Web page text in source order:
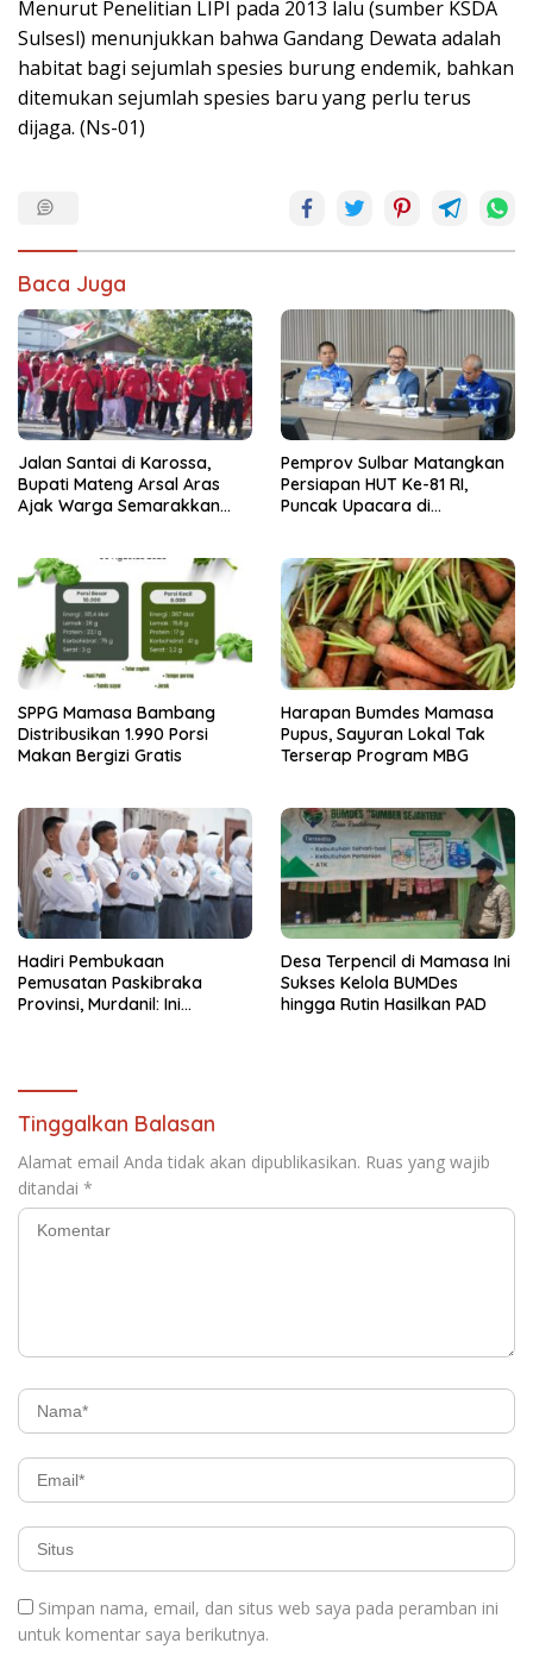
Menurut Penelitian LIPI pada 2013 lalu (sumber KSDA
Sulsesl) menunjukkan bahwa Gandang Dewata adalah
habitat bagi sejumlah spesies burung endemik, bahkan
ditemukan sejumlah spesies baru yang perlu terus
dijaga. (Ns-01)
Baca Juga
Jalan Santai di Karossa,
Bupati Mateng Arsal Aras
Ajak Warga Semarakkan
Pemprov Sulbar Matangkan
Persiapan HUT Ke-81 RI,
Puncak Upacara di
SPPG Mamasa Bambang
Distribusikan 1.990 Porsi
Makan Bergizi Gratis
Harapan Bumdes Mamasa
Pupus, Sayuran Lokal Tak
Terserap Program MBG
Hadiri Pembukaan
Pemusatan Paskibraka
Provinsi, Murdanil: Ini
Desa Terpencil di Mamasa Ini
Sukses Kelola BUMDes
hingga Rutin Hasilkan PAD
Tinggalkan Balasan
Alamat email Anda tidak akan dipublikasikan. Ruas yang wajib
ditandai *
Simpan nama, email, dan situs web saya pada peramban ini
untuk komentar saya berikutnya.